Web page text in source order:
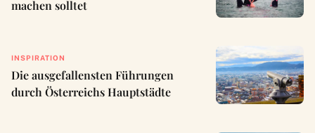
machen solltet
INSPIRATION
Die ausgefallensten Führungen
durch Österreichs Hauptstädte